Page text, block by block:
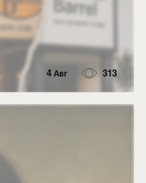
4 Авг 313